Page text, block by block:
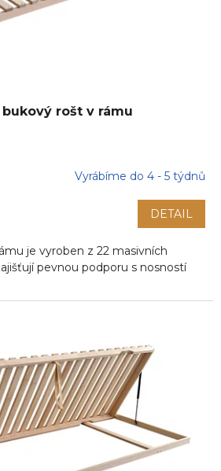
bukový rošt v rámu
Vyrábíme do 4 - 5 týdnů
DETAIL
je vyroben z 22 masivních
pevnou podporu s nosností